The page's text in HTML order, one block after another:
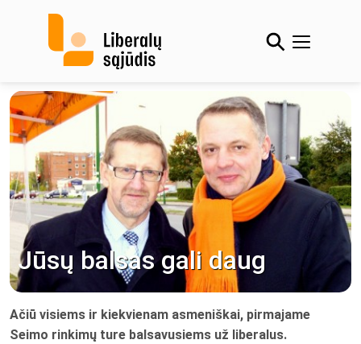
Jūsų balsas gali daug
Ačiū visiems ir kiekvienam asmeniškai, pirmajame
Seimo rinkimų ture balsavusiems už liberalus.